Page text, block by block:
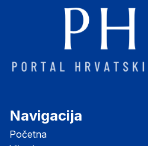
Navigacija
Početna